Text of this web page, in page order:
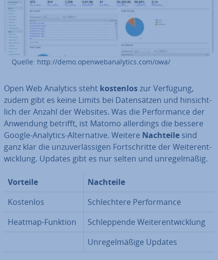
Quelle: http://demo.open­web­ana­ly­tics.com/owa/
Open Web Analytics steht kostenloszur Verfügung,
zudem gibt es keine Limits bei Da­ten­sät­zen und hin­sicht­
lich der Anzahl der Websites. Was die Per­for­mance der
Anwendung betrifft, ist Matomo al­ler­dings die bessere
Google-Analytics-Al­ter­na­ti­ve. Weitere Nachteile sind
ganz klar die un­zu­ver­läs­si­gen Fort­schrit­te der Wei­ter­ent­
wick­lung. Updates gibt es nur selten und un­re­gel­mä­ßig.
Vorteile
Nachteile
Kostenlos
Schlech­te­re Per­for­mance
Heatmap-Funktion
Schlep­pen­de Wei­ter­ent­wick­lung
Un­re­gel­mä­ßi­ge Updates